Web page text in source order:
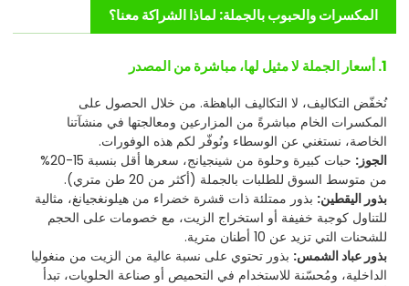
المكسرات والحبوب بالجملة: لماذا الشراكة معنا؟
1. أسعار الجملة لا مثيل لها، مباشرة من المصدر
نُخفّض التكاليف، لا التكاليف الباهظة. من خلال الحصول على
المكسرات الخام مباشرةً من المزارعين ومعالجتها في منشآتنا
الخاصة، نستغني عن الوسطاء ونُوفّر لكم هذه الوفورات.
الجوز:
حبات كبيرة وحلوة من شينجيانج، سعرها أقل بنسبة 15-20%
من متوسط السوق للطلبات بالجملة (أكثر من 20 طن متري).
بذور اليقطين: بذور ممتلئة ذات قشرة خضراء من هيلونغجيانغ، مثالية
للتناول كوجبة خفيفة أو استخراج الزيت، مع خصومات على الحجم
للشحنات التي تزيد عن 10 أطنان مترية.
بذور عباد الشمس: بذور تحتوي على نسبة عالية من الزيت من منغوليا
الداخلية، ومُحسّنة للاستخدام في التحميص أو صناعة الحلويات، تبدأ